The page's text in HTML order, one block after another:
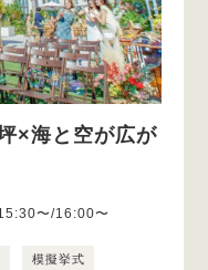
×海と空が広が
〜/16:00〜
模擬挙式